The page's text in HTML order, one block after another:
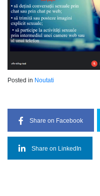
Posted in Noutati
Share on Facebook
Share on LinkedIn